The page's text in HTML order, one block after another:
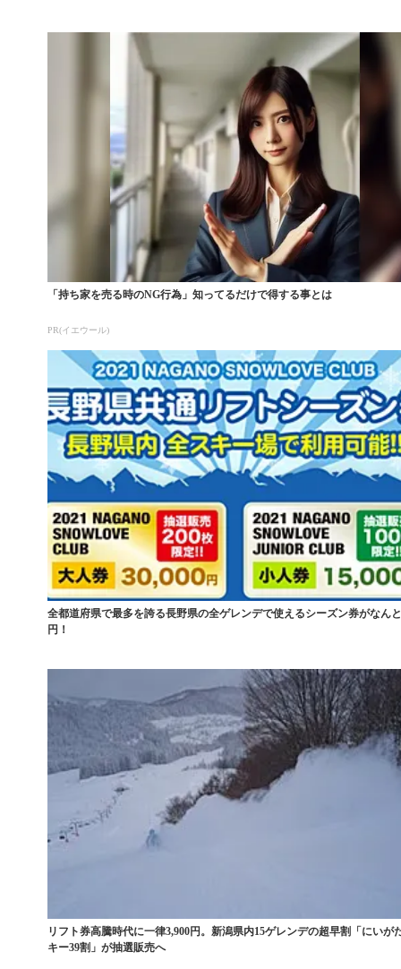
「持ち家を売る時のNG行為」知ってるだけで得する事とは
PR(イエウール)
全都道府県で最多を誇る長野県の全ゲレンデで使えるシーズン券がなん
円！
リフト券高騰時代に一律3,900円。新潟県内15ゲレンデの超早割「にいが
キー39割」が抽選販売へ